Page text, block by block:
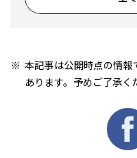
本記事は公開時点の情
あります。予めご了承く